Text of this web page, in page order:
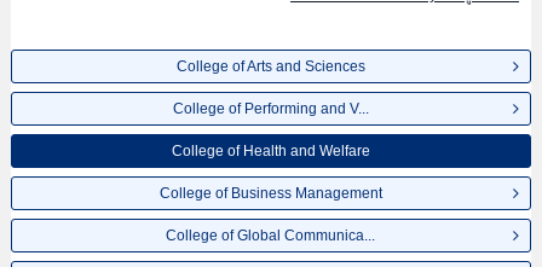
College of Arts and Sciences
College of Performing and V...
College of Health and Welfare
College of Business Management
College of Global Communica...